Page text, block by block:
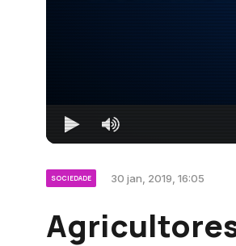
SOCIEDADE 30 jan, 2019, 16:05